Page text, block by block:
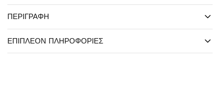
ΠΕΡΙΓΡΑΦΉ
ΕΠΙΠΛΈΟΝ ΠΛΗΡΟΦΟΡΊΕΣ